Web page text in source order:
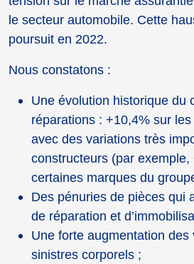
le secteur automobile. Cette
poursuit en 2022.
Nous constatons :
Une évolution historique du
réparations : +10,4% sur
avec des variations très
constructeurs (par exemple,
certaines marques du
Des pénuries de pièces qui
de réparation et
Une forte augmentation
sinistres corporels ;